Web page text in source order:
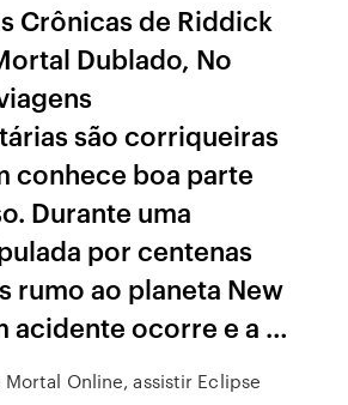
Crônicas de Riddick
Dublado, No
são corriqueiras
conhece boa parte
Durante uma
por centenas
rumo ao planeta New
acidente ocorre e a …
Online, assistir Eclipse